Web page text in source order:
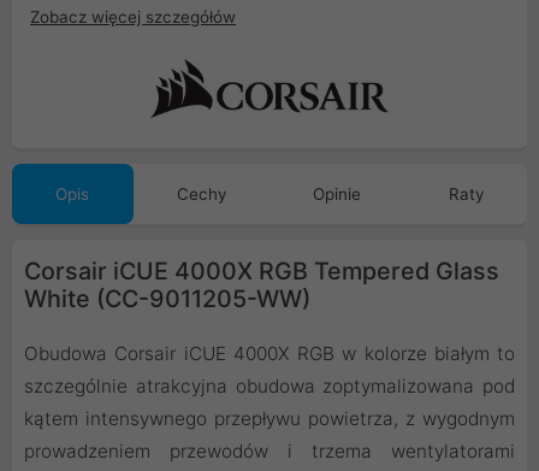
Zobacz więcej szczegółów
Opis Cechy Opinie Raty
Corsair iCUE 4000X RGB Tempered Glass
White (CC-9011205-WW)
Obudowa Corsair iCUE 4000X RGB w kolorze białym to
szczególnie atrakcyjna obudowa zoptymalizowana pod
kątem intensywnego przepływu powietrza, z wygodnym
prowadzeniem przewodów i trzema wentylatorami